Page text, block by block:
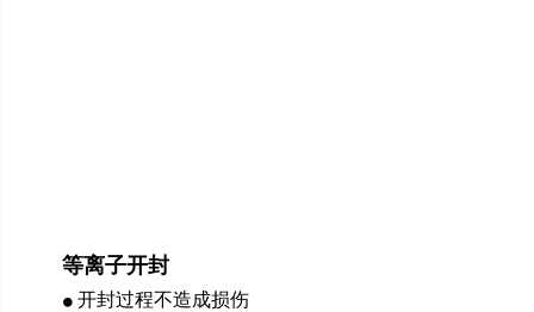
等离子开封
⚫开封过程不造成损伤